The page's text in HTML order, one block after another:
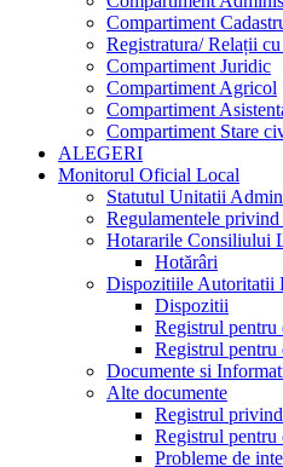
Compartiment
Registratura/ Relații
Compartiment Juridic
Compartiment Agricol
Compartiment
Compartiment Stare
ALEGERI
Monitorul Oficial Local
Statutul Unitatii
Regulamentele
Hotararile Consiliului
Hotărâri
Dispozitiile Autoritatii
Dispozitii
Registrul
Registrul pentru
Documente si
Alte documente
Registrul
Registrul
Probleme de